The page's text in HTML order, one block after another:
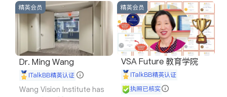
商铺租售
开发商建商
精英会员
Dr. Ming Wang
iTalkBB精英认证
Wang Vision Institute has
精英会员
VSA Future 教育学院
iTalkBB精英认证
执照已核实